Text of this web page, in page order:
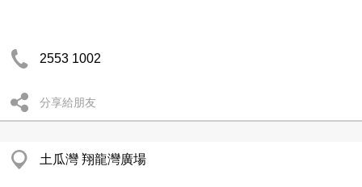
2553 1002
分享給朋友
土瓜灣 翔龍灣廣場